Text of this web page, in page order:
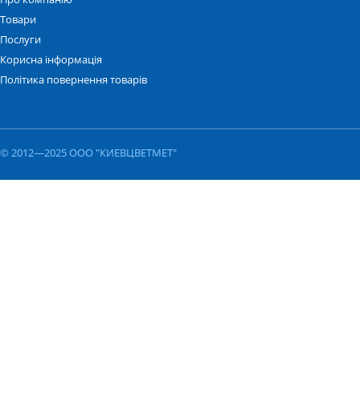
Товари
Послуги
Корисна інформація
Політика повернення товарів
© 2012—2025 ООО "КИЕВЦВЕТМЕТ"